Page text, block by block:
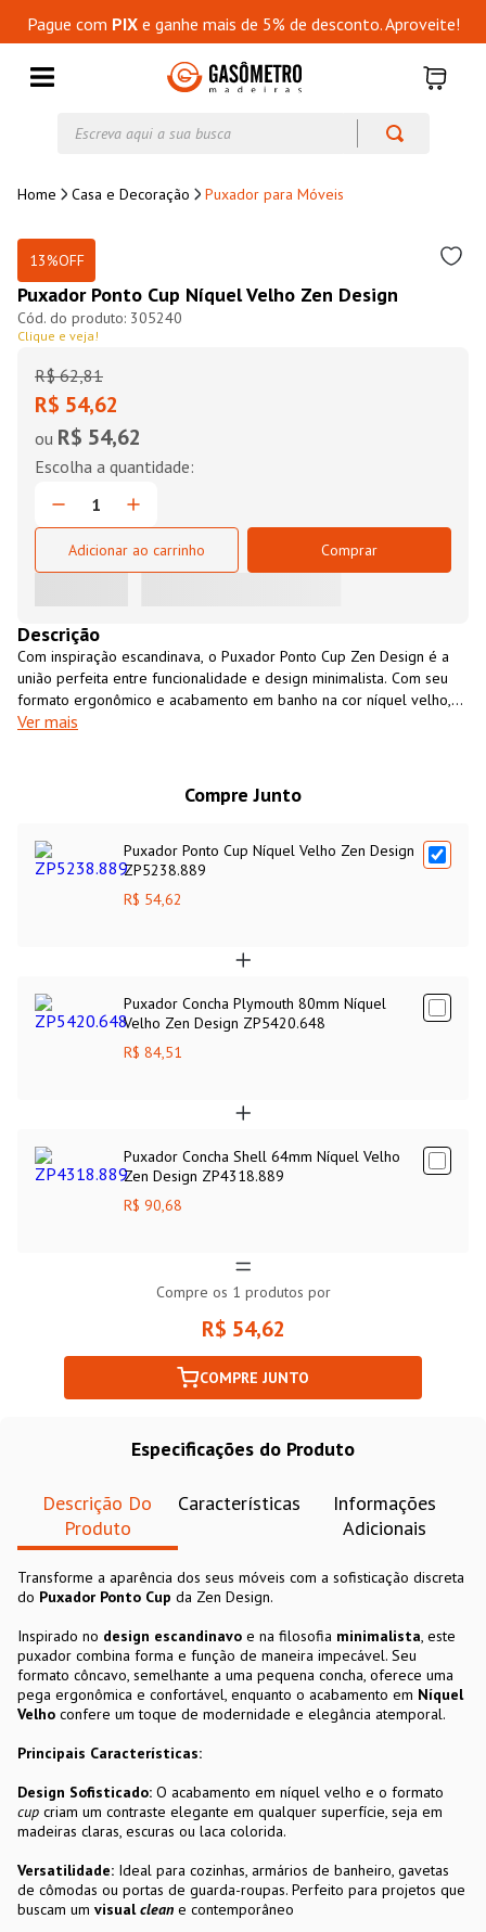
Pague com PIXe ganhe mais de 5% de desconto. Aproveite!
Casa e Decoração Puxador para Móveis
13%OFF
Puxador Ponto Cup Níquel Velho Zen Design
305240
Clique e veja!
R$ 62,81
R$ 54,62
ou R$ 54,62
Adicionar ao carrinho Comprar
Descrição
Com inspiração escandinava, o Puxador Ponto Cup Zen Design é a
união perfeita entre funcionalidade e design minimalista. Com seu
formato ergonômico e acabamento em banho na cor níquel velho,
ele adiciona um toque de sofisticação moderna e discreta a
Ver mais
Compre Junto
Puxador Ponto Cup Níquel Velho Zen Design
ZP5238.889
R$ 54,62
Puxador Concha Plymouth 80mm Níquel
Velho Zen Design ZP5420.648
R$ 84,51
Puxador Concha Shell 64mm Níquel Velho
Zen Design ZP4318.889
R$ 90,68
Compre os 1 produtos por
R$ 54,62
COMPRE JUNTO
Especificações do Produto
Descrição Do
Produto
Características
Informações
Adicionais
Transforme a aparência dos seus móveis com a sofisticação discreta
do Puxador Ponto Cup da Zen Design.
Inspirado no design escandinavo e na filosofia minimalista, este
puxador combina forma e função de maneira impecável. Seu
formato côncavo, semelhante a uma pequena concha, oferece uma
pega ergonômica e confortável, enquanto o acabamento em Níquel
Velho confere um toque de modernidade e elegância atemporal.
Principais Características:
Design Sofisticado: O acabamento em níquel velho e o formato
cup criam um contraste elegante em qualquer superfície, seja em
madeiras claras, escuras ou laca colorida.
Versatilidade: Ideal para cozinhas, armários de banheiro, gavetas
de cômodas ou portas de guarda-roupas. Perfeito para projetos que
buscam um visualclean e contemporâneo